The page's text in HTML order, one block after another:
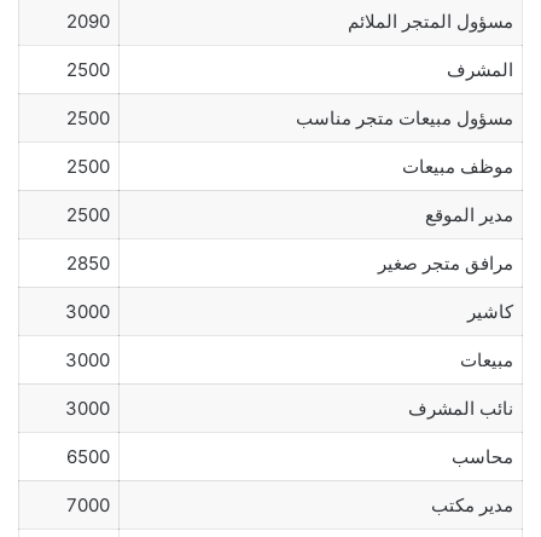
مسؤول المتجر الملائم 2090
المشرف 2500
مسؤول مبيعات متجر مناسب 2500
موظف مبيعات 2500
مدير الموقع 2500
مرافق متجر صغير 2850
كاشير 3000
مبيعات 3000
نائب المشرف 3000
محاسب 6500
مدير مكتب 7000